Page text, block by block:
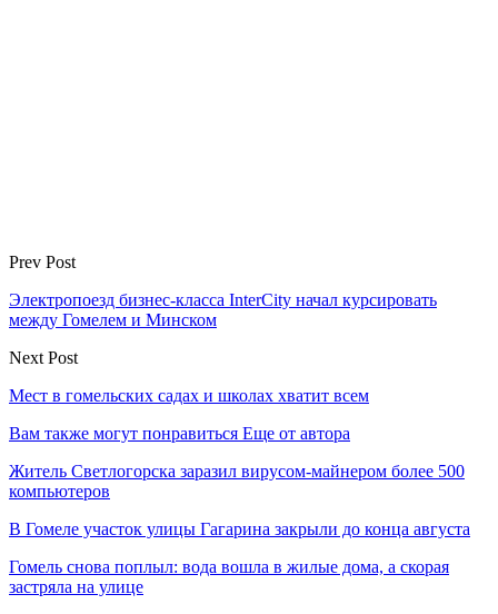
Prev Post
Электропоезд бизнес-класса InterCity начал курсировать
между Гомелем и Минском
Next Post
Мест в гомельских садах и школах хватит всем
Вам также могут понравиться Еще от автора
Житель Светлогорска заразил вирусом-майнером более 500
компьютеров
В Гомеле участок улицы Гагарина закрыли до конца августа
Гомель снова поплыл: вода вошла в жилые дома, а скорая
застряла на улице